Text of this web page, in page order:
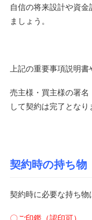
自信の将来設計や資
ましょう。
上記の重要事項説明書
売主様・買主様の署
して契約は完了となり
契約時の持ち物
契約時に必要な持ち物